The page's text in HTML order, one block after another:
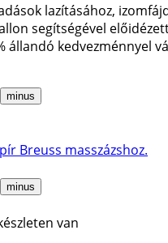
lazításához,
segítségével
állandó kedvezménnyel
van